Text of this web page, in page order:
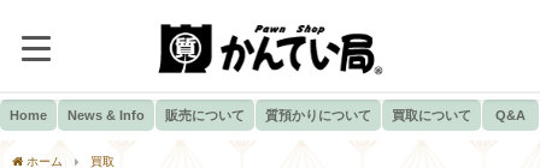
Home News & Info 販売について 質預かりについて 買取について Q&A
ホーム
買取